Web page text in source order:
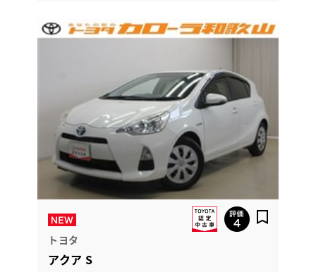
トヨタ
アクア S